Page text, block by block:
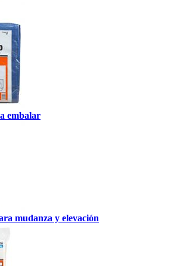
embalar
mudanza y elevación